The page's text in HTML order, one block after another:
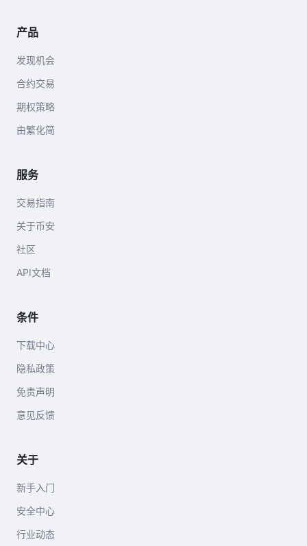
产品
发现机会
合约交易
期权策略
由繁化简
服务
交易指南
关于币安
社区
API文档
条件
下载中心
隐私政策
免责声明
意见反馈
关于
新手入门
安全中心
行业动态